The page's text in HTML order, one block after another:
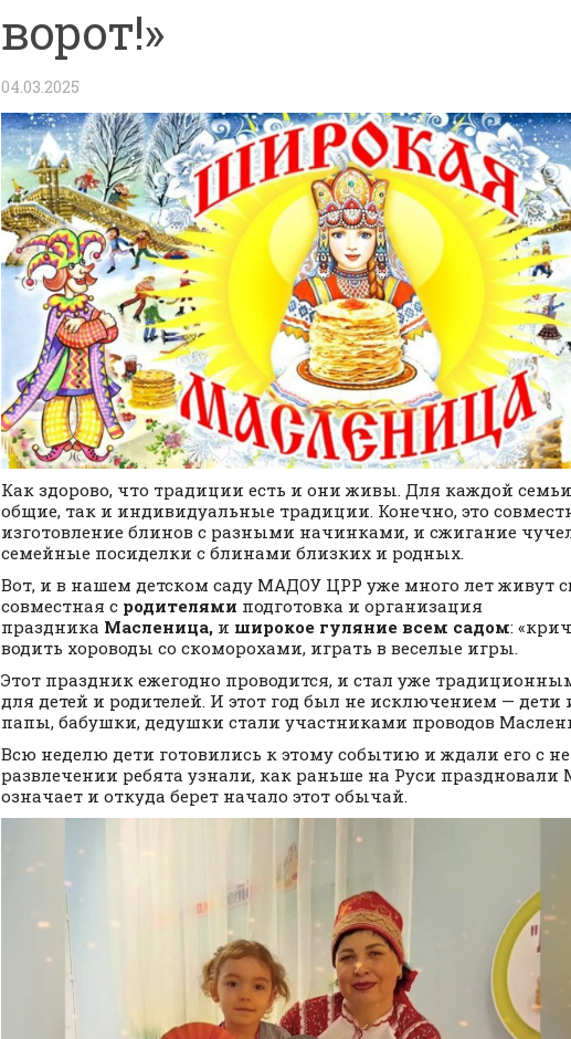
ворот!»
04.03.2025
Как здорово, что традиции есть и они живы. Для каждой семьи
общие, так и индивидуальные традиции. Конечно, это
изготовление блинов с разными начинками, и сжигание
семейные посиделки с блинами близких и родных.
Вот, и в нашем детском саду МАДОУ ЦРР уже много лет живут
совместная с родителями подготовка и организация
праздника Масленица, и широкое гуляние всем садом:
водить хороводы со скоморохами, играть в веселые игры.
Этот праздник ежегодно проводится, и стал уже
для детей и родителей. И этот год был не исключением —
папы, бабушки, дедушки стали участниками проводов
Всю неделю дети готовились к этому событию и ждали его с
развлечении ребята узнали, как раньше на Руси праздновали
означает и откуда берет начало этот обычай.